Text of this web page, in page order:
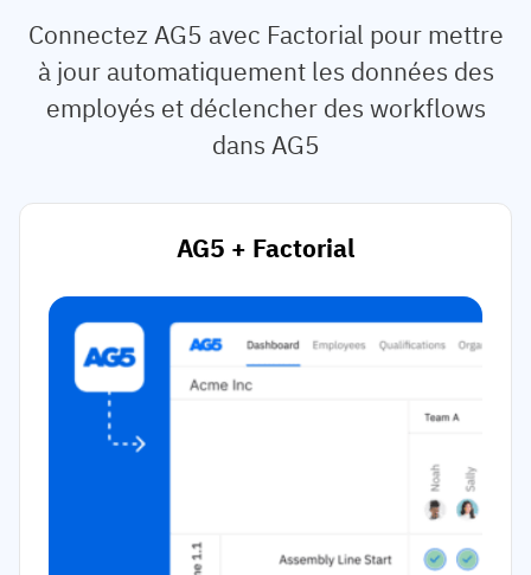
Connectez AG5 avec Factorial pour mettre
à jour automatiquement les données des
employés et déclencher des workflows
dans AG5
AG5 + Factorial